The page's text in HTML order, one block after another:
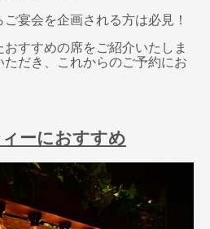
宴会を企画される方は必見！
すすめの席をご紹介いたしま
だき、これからのご予約にお
ーにおすすめ